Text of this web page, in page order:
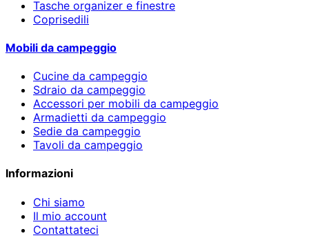
Tasche organizer e finestre
Coprisedili
Mobili da campeggio
Cucine da campeggio
Sdraio da campeggio
Accessori per mobili da campeggio
Armadietti da campeggio
Sedie da campeggio
Tavoli da campeggio
Informazioni
Chi siamo
Il mio account
Contattateci